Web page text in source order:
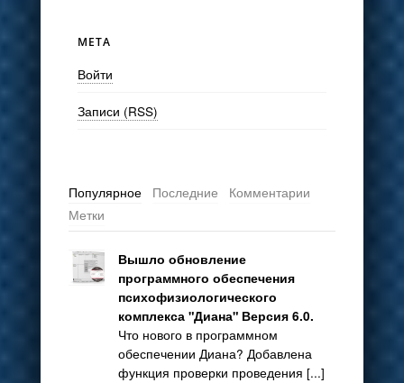
МЕТА
Войти
Записи (RSS)
Популярное Последние
Комментарии
Метки
Вышло обновление
программного обеспечения
психофизиологического
комплекса "Диана" Версия 6.0.
Что нового в программном
обеспечении Диана? Добавлена
функция проверки проведения [...]